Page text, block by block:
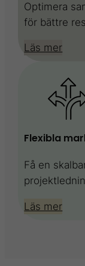
Optimera
för bättre
Läs mer
Flexibla
Få en
Läs mer